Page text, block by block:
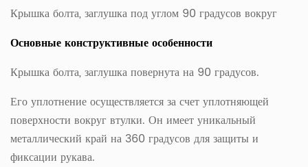
Крышка болта, заглушка под углом 90 градусов вокруг
Основные конструктивные особенности
Крышка болта, заглушка повернута на 90 градусов.
Его уплотнение осуществляется за счет уплотняющей
поверхности вокруг втулки. Он имеет уникальный
металлический край на 360 градусов для защиты и
фиксации рукава.